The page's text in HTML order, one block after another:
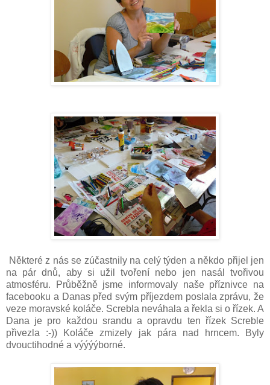
Některé z nás se zúčastnily na celý týden a někdo přijel jen
na pár dnů, aby si užil tvoření nebo jen nasál tvořivou
atmosféru. Průběžně jsme informovaly naše příznivce na
facebooku a Danas před svým příjezdem poslala zprávu, že
veze moravské koláče. Screbla neváhala a řekla si o řízek. A
Dana je pro každou srandu a opravdu ten řízek Screble
přivezla :-)) Koláče zmizely jak pára nad hrncem. Byly
dvouctihodné a výýýýborné.